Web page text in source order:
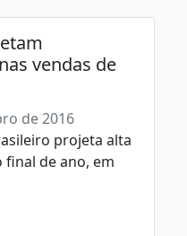
vendas de
de 2016
projeta alta
final de ano, em